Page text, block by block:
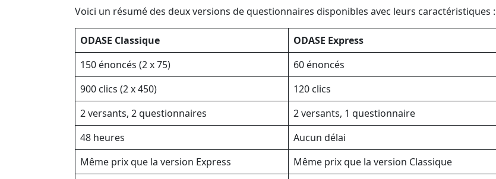
Voici un résumé des deux versions de questionnaires disponibles avec leurs caractéristiques :
ODASE Classique
ODASE Express
150 énoncés (2 x 75)
60 énoncés
900 clics (2 x 450)
120 clics
2 versants, 2 questionnaires
2 versants, 1 questionnaire
48 heures
Aucun délai
Même prix que la version Express
Même prix que la version Classique